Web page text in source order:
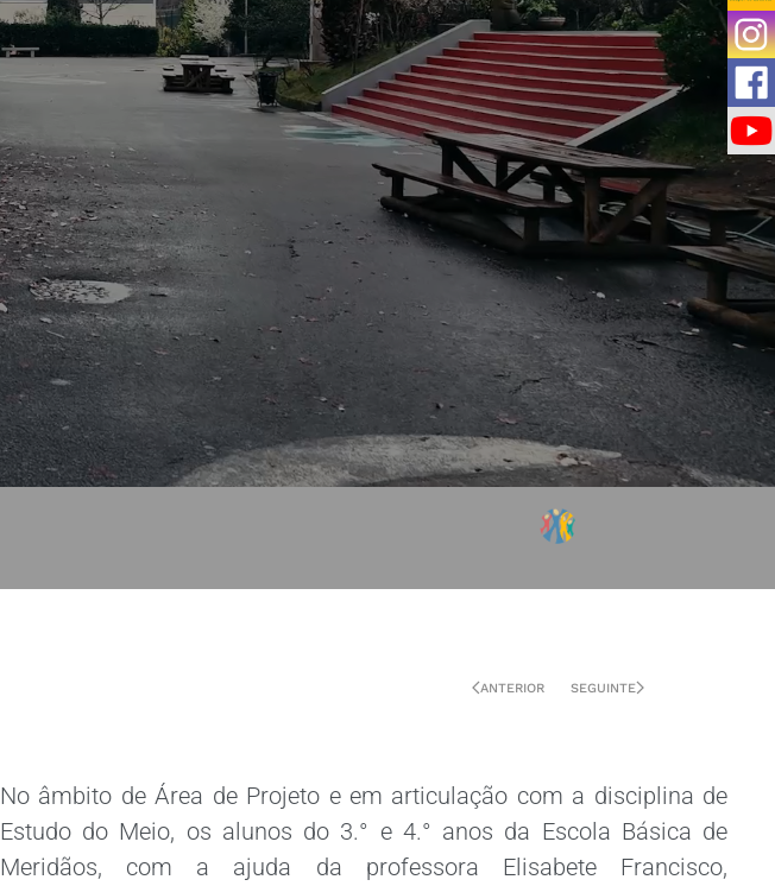
ANTERIOR SEGUINTE
No âmbito de Área de Projeto e em articulação com a disciplina de
Estudo do Meio, os alunos do 3.° e 4.° anos da Escola Básica de
Meridãos, com a ajuda da professora Elisabete Francisco,